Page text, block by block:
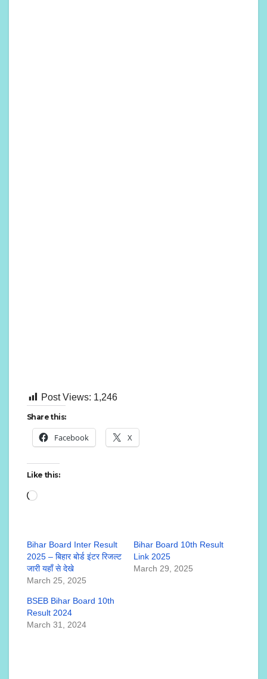
Post Views: 1,246
Share this:
Facebook X
Like this:
Loading…
Bihar Board Inter Result
2025 – बिहार बोर्ड इंटर रिजल्ट
जारी यहाँ से देखे
March 25, 2025
Bihar Board 10th Result
Link 2025
March 29, 2025
BSEB Bihar Board 10th
Result 2024
March 31, 2024